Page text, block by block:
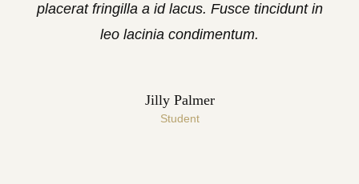
placerat fringilla a id lacus. Fusce tincidunt in
leo lacinia condimentum.
Jilly Palmer
Student